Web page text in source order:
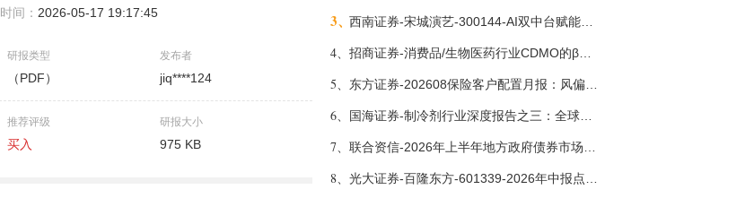
时间： 2026-05-17 19:17:45
研报类型
（PDF）
发布者
jiq****124
推荐评级
买入
研报大小
975 KB
3、
4、
5、
6、
7、
8、